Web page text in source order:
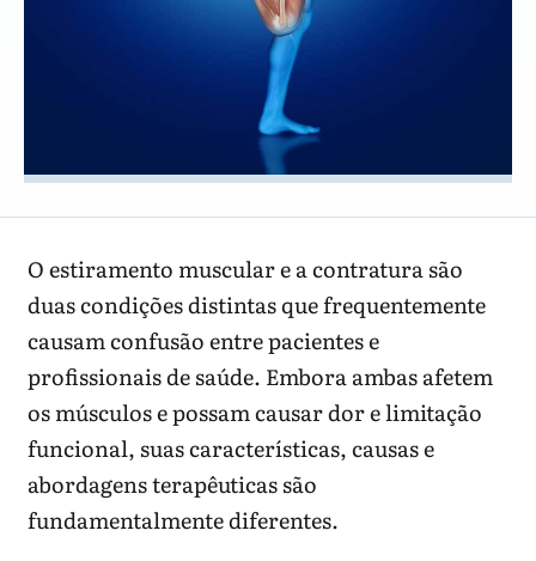
O estiramento muscular e a contratura são
duas condições distintas que frequentemente
causam confusão entre pacientes e
profissionais de saúde. Embora ambas afetem
os músculos e possam causar dor e limitação
funcional, suas características, causas e
abordagens terapêuticas são
fundamentalmente diferentes.